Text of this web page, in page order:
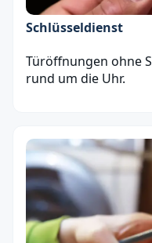
Schlüsseldienst
Türöffnungen ohne
rund um die Uhr.